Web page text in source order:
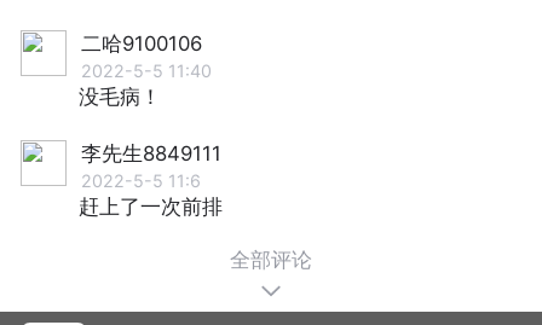
二哈9100106
2022-5-5 11:40
没毛病！
李先生8849111
2022-5-5 11:6
赶上了一次前排
全部评论